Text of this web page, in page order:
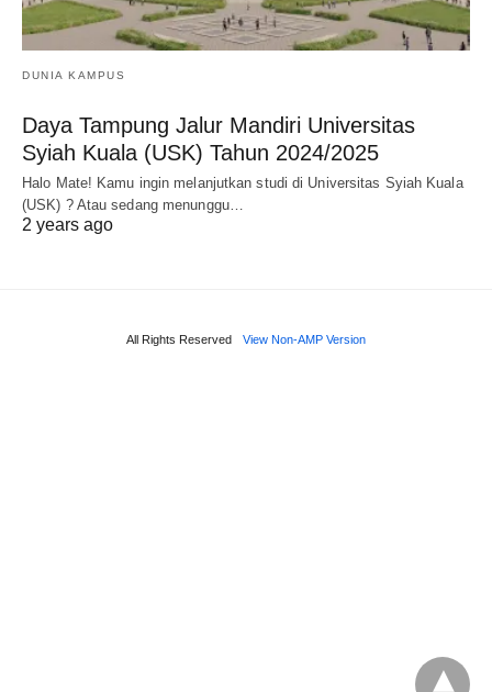
DUNIA KAMPUS
Daya Tampung Jalur Mandiri Universitas
Syiah Kuala (USK) Tahun 2024/2025
Halo Mate! Kamu ingin melanjutkan studi di Universitas Syiah Kuala
(USK) ? Atau sedang menunggu…
2 years ago
All Rights Reserved View Non-AMP Version